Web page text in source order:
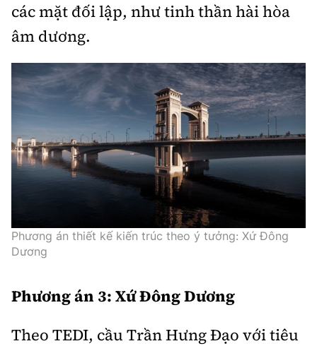
các mặt đối lập, như tinh thần hài hòa
âm dương.
Phương án thiết kế kiến trúc theo ý tưởng: Xứ Đông
Dương
Phương án 3: Xứ Đông Dương
Theo TEDI, cầu Trần Hưng Đạo với tiêu